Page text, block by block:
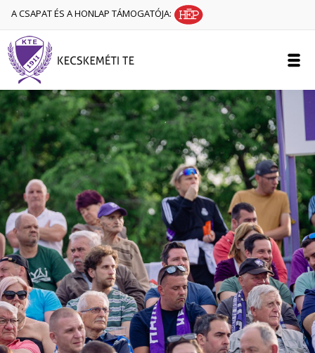
A CSAPAT ÉS A HONLAP TÁMOGATÓJA: